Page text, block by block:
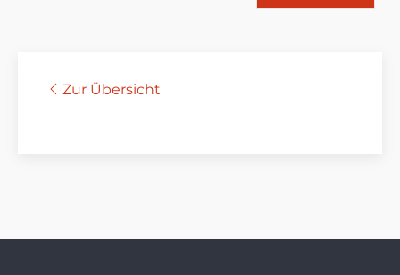
Zur Übersicht